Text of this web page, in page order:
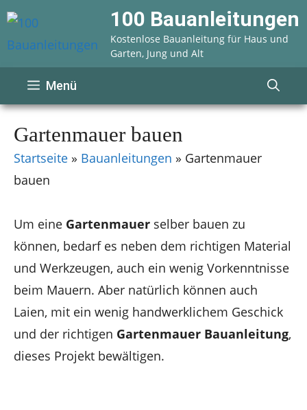
Zum
Inhalt
springen
100 Bauanleitungen
Kostenlose Bauanleitung für Haus und
Garten, Jung und Alt
Menü
Gartenmauer bauen
Startseite » Bauanleitungen » Gartenmauer
bauen
Um eine Gartenmauer selber bauen zu
können, bedarf es neben dem richtigen Material
und Werkzeugen, auch ein wenig Vorkenntnisse
beim Mauern. Aber natürlich können auch
Laien, mit ein wenig handwerklichem Geschick
und der richtigen Gartenmauer Bauanleitung,
dieses Projekt bewältigen.